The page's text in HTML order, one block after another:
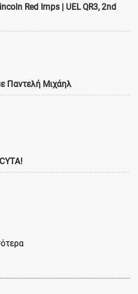
Red Imps | UEL QR3, 2nd
Παντελή Μιχάηλ